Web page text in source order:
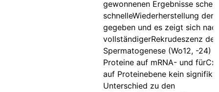
gewonnenen Ergebnisse
schnelleWiederherstellung der
gegeben und es zeigt sich
vollständigerRekrudeszenz der
Spermatogenese (Wo12, -24)
Proteine auf mRNA- und
auf Proteinebene kein
Unterschied zu den